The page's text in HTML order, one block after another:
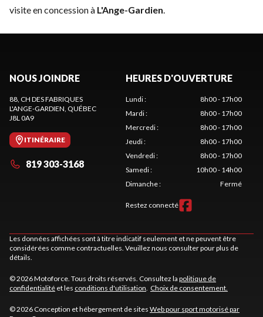
visite en concession à L'Ange-Gardien.
NOUS JOINDRE
88, CH DES FABRIQUES
L'ANGE-GARDIEN, QUÉBEC
J8L 0A9
ITINÉRAIRE
819 303-3168
HEURES D'OUVERTURE
Lundi:
8h00 - 17h00
Mardi:
8h00 - 17h00
Mercredi:
8h00 - 17h00
Jeudi:
8h00 - 17h00
Vendredi:
8h00 - 17h00
Samedi:
10h00 - 14h00
Dimanche: Fermé
Restez connecté
Les données affichées sont à titre indicatif seulement et ne peuvent être
considérées comme contractuelles. Veuillez nous consulter pour plus de
détails.
© 2026 Motoforce. Tous droits réservés. Consultez la politique de
confidentialité et les conditions d'utilisation. Choix de consentement.
© 2026 Conception et hébergement de sites Web pour sport motorisé par